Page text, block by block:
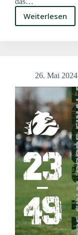
Weiterlesen
Die
öffnen
26. Mai 2024